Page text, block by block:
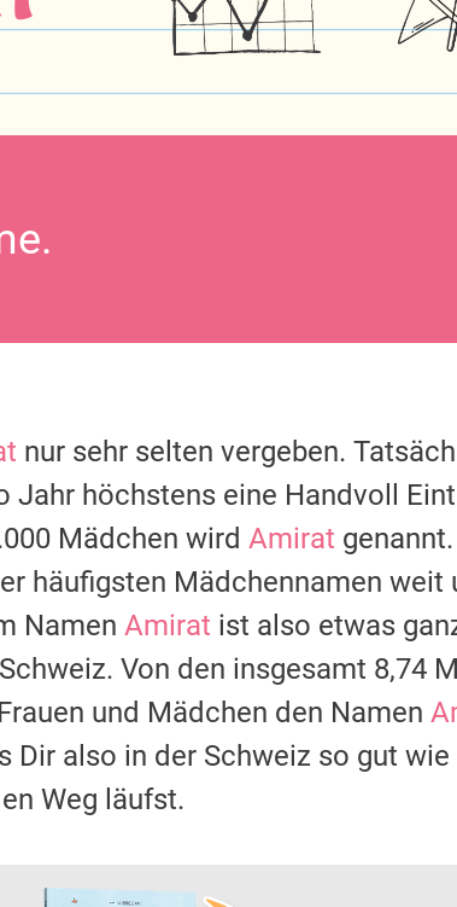
nur sehr selten vergeben.
höchstens eine Handvoll
Mädchen wird Amirat genannt.
häufigsten Mädchennamen weit
Namen Amirat ist also etwas
Von den insgesamt 8,74
und Mädchen den Namen
Dir also in der Schweiz so gut wie
Weg läufst.